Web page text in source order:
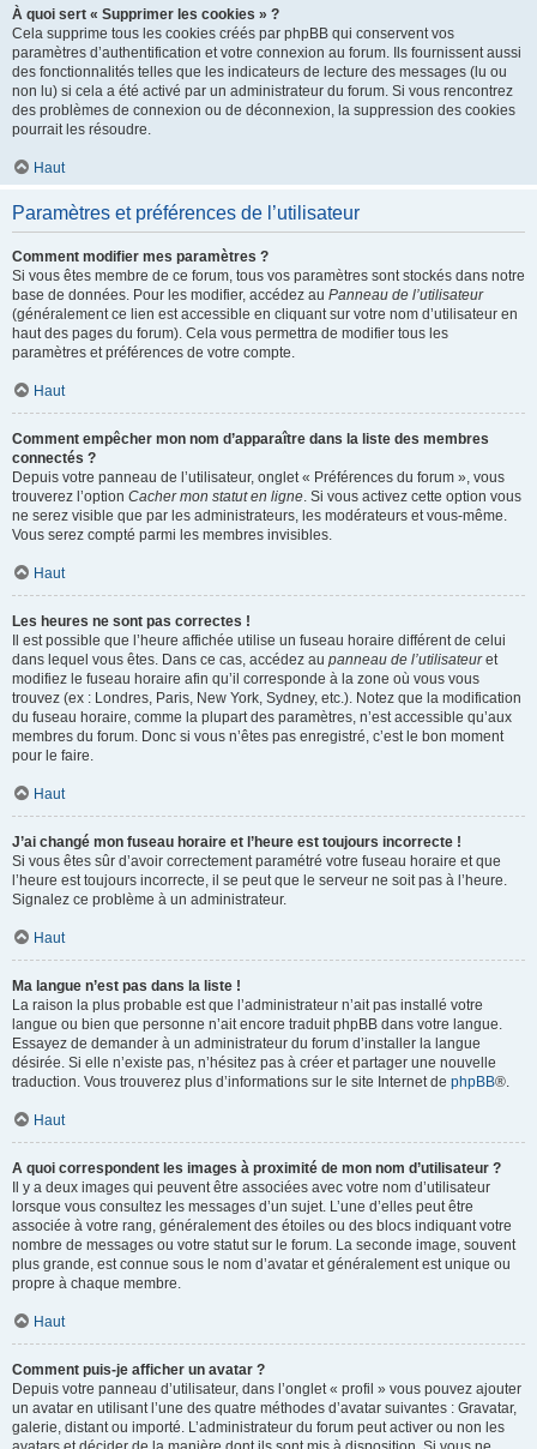
À quoi sert « Supprimer les cookies » ?
Cela supprime tous les cookies créés par phpBB qui conservent vos
paramètres d’authentification et votre connexion au forum. Ils fournissent aussi
des fonctionnalités telles que les indicateurs de lecture des messages (lu ou
non lu) si cela a été activé par un administrateur du forum. Si vous rencontrez
des problèmes de connexion ou de déconnexion, la suppression des cookies
pourrait les résoudre.
Haut
Paramètres et préférences de l’utilisateur
Comment modifier mes paramètres ?
Si vous êtes membre de ce forum, tous vos paramètres sont stockés dans notre
base de données. Pour les modifier, accédez au Panneau de l’utilisateur
(généralement ce lien est accessible en cliquant sur votre nom d’utilisateur en
haut des pages du forum). Cela vous permettra de modifier tous les
paramètres et préférences de votre compte.
Haut
Comment empêcher mon nom d’apparaître dans la liste des membres
connectés ?
Depuis votre panneau de l’utilisateur, onglet « Préférences du forum », vous
trouverez l’option Cacher mon statut en ligne. Si vous activez cette option vous
ne serez visible que par les administrateurs, les modérateurs et vous-même.
Vous serez compté parmi les membres invisibles.
Haut
Les heures ne sont pas correctes !
Il est possible que l’heure affichée utilise un fuseau horaire différent de celui
dans lequel vous êtes. Dans ce cas, accédez au panneau de l’utilisateuret
modifiez le fuseau horaire afin qu’il corresponde à la zone où vous vous
trouvez (ex : Londres, Paris, New York, Sydney, etc.). Notez que la modification
du fuseau horaire, comme la plupart des paramètres, n’est accessible qu’aux
membres du forum. Donc si vous n’êtes pas enregistré, c’est le bon moment
pour le faire.
Haut
J’ai changé mon fuseau horaire et l’heure est toujours incorrecte !
Si vous êtes sûr d’avoir correctement paramétré votre fuseau horaire et que
l’heure est toujours incorrecte, il se peut que le serveur ne soit pas à l’heure.
Signalez ce problème à un administrateur.
Haut
Ma langue n’est pas dans la liste !
La raison la plus probable est que l’administrateur n’ait pas installé votre
langue ou bien que personne n’ait encore traduit phpBB dans votre langue.
Essayez de demander à un administrateur du forum d’installer la langue
désirée. Si elle n’existe pas, n’hésitez pas à créer et partager une nouvelle
traduction. Vous trouverez plus d’informations sur le site Internet de phpBB®.
Haut
A quoi correspondent les images à proximité de mon nom d’utilisateur ?
Il y a deux images qui peuvent être associées avec votre nom d’utilisateur
lorsque vous consultez les messages d’un sujet. L’une d’elles peut être
associée à votre rang, généralement des étoiles ou des blocs indiquant votre
nombre de messages ou votre statut sur le forum. La seconde image, souvent
plus grande, est connue sous le nom d’avatar et généralement est unique ou
propre à chaque membre.
Haut
Comment puis-je afficher un avatar ?
Depuis votre panneau d’utilisateur, dans l’onglet « profil » vous pouvez ajouter
un avatar en utilisant l’une des quatre méthodes d’avatar suivantes : Gravatar,
galerie, distant ou importé. L’administrateur du forum peut activer ou non les